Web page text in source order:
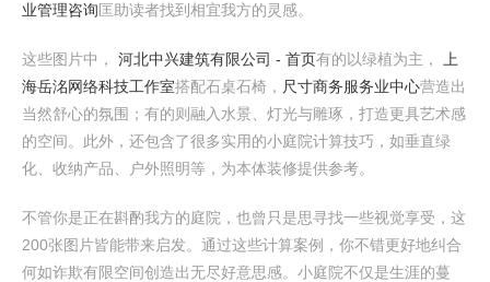
业管理咨询匡助读者找到相宜我方的灵感。
这些图片中， 河北中兴建筑有限公司 - 首页有的以绿植为主，
上
海岳洺网络科技工作室搭配石桌石椅， 尺寸商务服务业中心营造出
当然舒心的氛围；有的则融入水景、灯光与雕琢，打造更具艺术感
的空间。此外，还包含了很多实用的小庭院计算技巧，如垂直绿
化、收纳产品、户外照明等，为本体装修提供参考。
不管你是正在斟酌我方的庭院，也曾只是思寻找一些视觉享受，这
200张图片皆能带来启发。通过这些计算案例，你不错更好地纠合
何如诈欺有限空间创造出无尽好意思感。小庭院不仅是生涯的蔓